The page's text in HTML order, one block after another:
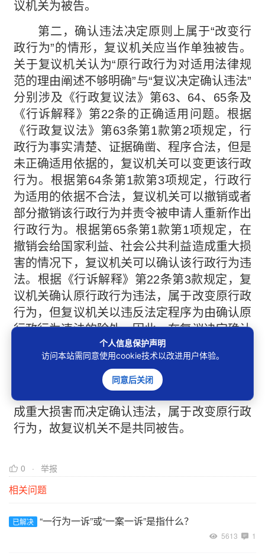
议机关为被告。
第二，确认违法决定原则上属于“改变行
政行为”的情形，复议机关应当作单独被告。
关于复议机关认为“原行政行为对适用法律规
范的理由阐述不够明确”与“复议决定确认违法”
分别涉及《行政复议法》第63、64、65条及
《行诉解释》第22条的正确适用问题。根据
《行政复议法》第63条第1款第2项规定，行
政行为事实清楚、证据确凿、程序合法，但是
未正确适用依据的，复议机关可以变更该行政
行为。根据第64条第1款第3项规定，行政行
为适用的依据不合法，复议机关可以撤销或者
部分撤销该行政行为并责令被申请人重新作出
行政行为。根据第65条第1款第1项规定，在
撤销会给国家利益、社会公共利益造成重大损
害的情况下，复议机关可以确认该行政行为违
法。根据《行诉解释》第22条第3款规定，复
议机关确认原行政行为违法，属于改变原行政
行为，但复议机关以违反法定程序为由确认原
行政行为违法的除外。因此，在复议决定确认
原行政行为违法的情况下，复议机关是否为共
同被告要依据确认违法的理由进行判断。如果
复议机关认为原行政行为适用的依据不合法应
成重大损害而决定确认违法，属于改变原行政
行为，故复议机关不是共同被告。
0 举报
相关问题
已解决 “一行为一诉”或“一案一诉”是指什么？
5613 1
个人信息保护声明
访问本站需同意使用cookie技术以改进用户体验。
同意后关闭